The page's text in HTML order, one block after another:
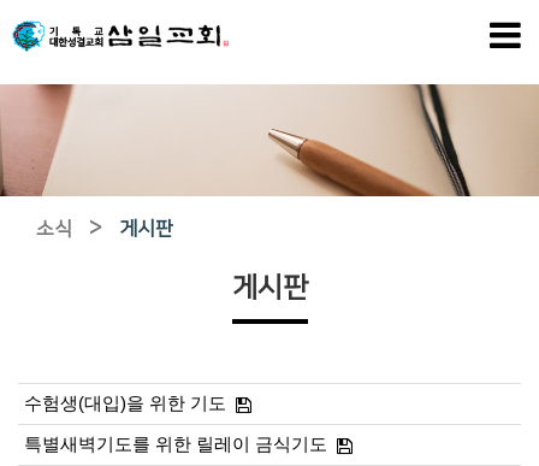
소식 > 게시판
게시판
수험생(대입)을 위한 기도
특별새벽기도를 위한 릴레이 금식기도